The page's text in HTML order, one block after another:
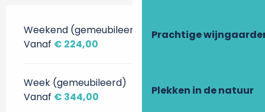
Prachtige
Plekken in de natuur
Weekend (gemeubileerd)
Vanaf € 224,00
Week (gemeubileerd)
Vanaf € 344,00